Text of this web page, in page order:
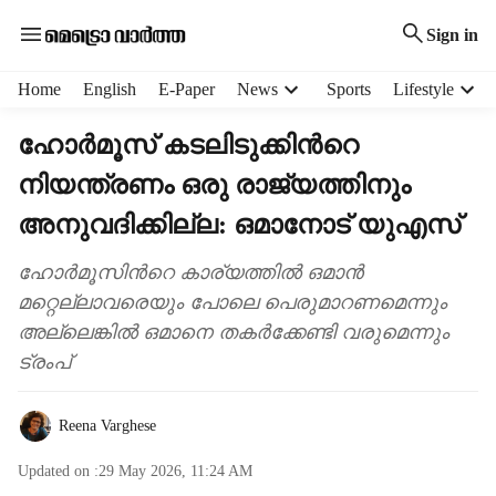
Sign in
Home English E-Paper News Sports Lifestyle
ഹോർമൂസ് കടലിടുക്കിന്‍റെ
നിയന്ത്രണം ഒരു രാജ്യത്തിനും
അനുവദിക്കില്ല: ഒമാനോട് യുഎസ്
ഹോർമൂസിന്‍റെ കാര്യത്തിൽ ഒമാൻ
മറ്റെല്ലാവരെയും പോലെ പെരുമാറണമെന്നും
അല്ലെങ്കിൽ ഒമാനെ തകർക്കേണ്ടി വരുമെന്നും
ട്രംപ്
Reena Varghese
Updated on :29 May 2026, 11:24 AM